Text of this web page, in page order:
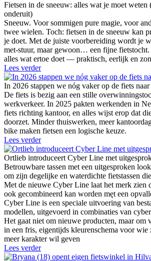
Fietsen in de sneeuw: alles wat je moet weten
onderuit)
Sneeuw. Voor sommigen pure magie, voor
twee wielen. Toch: fietsen in de sneeuw kan
je doet. Met de juiste voorbereiding wordt je
met-stuur, maar gewoon… een fijne
alles wat ertoe doet — praktisch, eerlijk en
Lees verder
In 2026 stappen we nóg vaker op de fiets
De fiets is bezig aan een stille
werkverkeer. In 2025 pakten werkenden in
fiets richting kantoor, en alles wijst erop dat
doorzet. Minder thuiswerken, meer
bike maken fietsen een logische keuze.
Lees verder
Ortlieb introduceert Cyber Line met
Betrouwbare tassen met een uitgesproken
om zijn degelijke en waterdichte fietstassen
Met de nieuwe Cyber Line laat het merk zien
ook gecombineerd kan worden męt een
Cyber Line is een speciale uitvoering van
modellen, uitgevoerd in combinaties van
Het gaat niet om nieuwe producten, maar om
in een fris, eigentijds kleurenschema voor
meer karakter wil geven
Lees verder